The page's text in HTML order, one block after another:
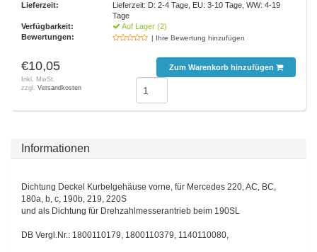
Lieferzeit:
Lieferzeit: D: 2-4 Tage, EU: 3-10 Tage, WW: 4-19
Tage
Verfügbarkeit:
Auf Lager (2)
Bewertungen:
| Ihre Bewertung hinzufügen
€10,05
Inkl. MwSt.
zzgl. Versandkosten
Zum Warenkorb hinzufügen
Informationen
Dichtung Deckel Kurbelgehäuse vorne, für Mercedes 220, AC, BC,
180a, b, c, 190b, 219, 220S
und als Dichtung für Drehzahlmesserantrieb beim 190SL
DB Vergl.Nr.: 1800110179, 1800110379, 1140110080,